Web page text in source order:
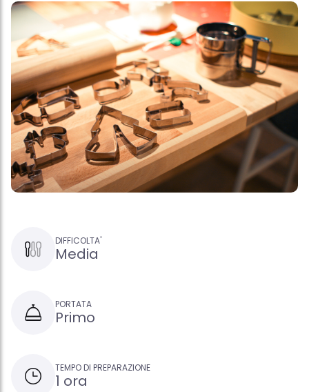
DIFFICOLTA'
Media
PORTATA
Primo
TEMPO DI PREPARAZIONE
1 ora